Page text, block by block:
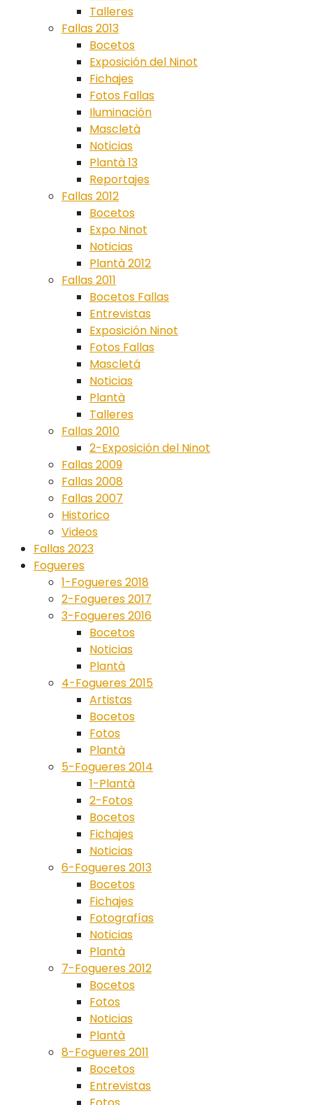
Talleres
Fallas 2013
Bocetos
Exposición del Ninot
Fichajes
Fotos Fallas
Iluminación
Mascletà
Noticias
Plantà 13
Reportajes
Fallas 2012
Bocetos
Expo Ninot
Noticias
Plantà 2012
Fallas 2011
Bocetos Fallas
Entrevistas
Exposición Ninot
Fotos Fallas
Mascletá
Noticias
Plantà
Talleres
Fallas 2010
2-Exposición del Ninot
Fallas 2009
Fallas 2008
Fallas 2007
Historico
Videos
Fallas 2023
Fogueres
1-Fogueres 2018
2-Fogueres 2017
3-Fogueres 2016
Bocetos
Noticias
Plantà
4-Fogueres 2015
Artistas
Bocetos
Fotos
Plantà
5-Fogueres 2014
1-Plantà
2-Fotos
Bocetos
Fichajes
Noticias
6-Fogueres 2013
Bocetos
Fichajes
Fotografías
Noticias
Plantà
7-Fogueres 2012
Bocetos
Fotos
Noticias
Plantà
8-Fogueres 2011
Bocetos
Entrevistas